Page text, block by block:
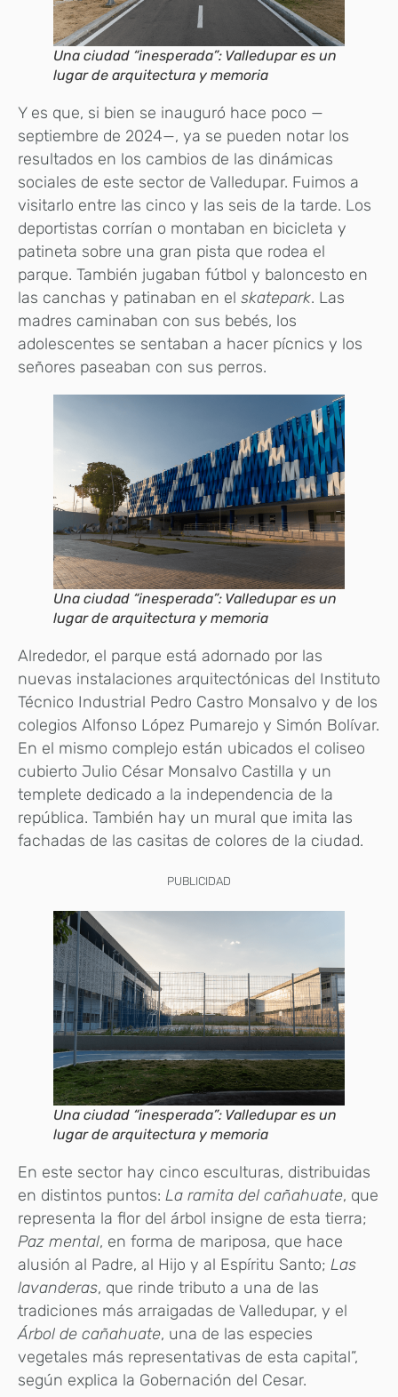
Una ciudad “inesperada”: Valledupar es un
lugar de arquitectura y memoria
Y es que, si bien se inauguró hace poco —
septiembre de 2024—, ya se pueden notar los
resultados en los cambios de las dinámicas
sociales de este sector de Valledupar. Fuimos a
visitarlo entre las cinco y las seis de la tarde. Los
deportistas corrían o montaban en bicicleta y
patineta sobre una gran pista que rodea el
parque. También jugaban fútbol y baloncesto en
las canchas y patinaban en el skatepark. Las
madres caminaban con sus bebés, los
adolescentes se sentaban a hacer pícnics y los
señores paseaban con sus perros.
Una ciudad “inesperada”: Valledupar es un
lugar de arquitectura y memoria
Alrededor, el parque está adornado por las
nuevas instalaciones arquitectónicas del Instituto
Técnico Industrial Pedro Castro Monsalvo y de los
colegios Alfonso López Pumarejo y Simón Bolívar.
En el mismo complejo están ubicados el coliseo
cubierto Julio César Monsalvo Castilla y un
templete dedicado a la independencia de la
república. También hay un mural que imita las
fachadas de las casitas de colores de la ciudad.
PUBLICIDAD
Una ciudad “inesperada”: Valledupar es un
lugar de arquitectura y memoria
En este sector hay cinco esculturas, distribuidas
en distintos puntos: La ramita del cañahuate, que
representa la flor del árbol insigne de esta tierra;
Paz mental, en forma de mariposa, que hace
alusión al Padre, al Hijo y al Espíritu Santo; Las
lavanderas, que rinde tributo a una de las
tradiciones más arraigadas de Valledupar, y el
Árbol de cañahuate, una de las especies
vegetales más representativas de esta capital”,
según explica la Gobernación del Cesar.